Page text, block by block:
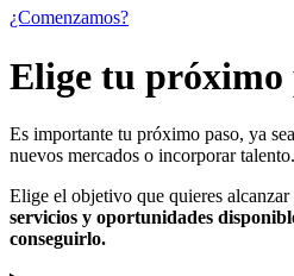
¿Comenzamos?
Elige tu próximo
Es importante tu próximo paso, ya
nuevos mercados o incorporar talento.
Elige el objetivo que quieres alcanzar
servicios y oportunidades
conseguirlo.